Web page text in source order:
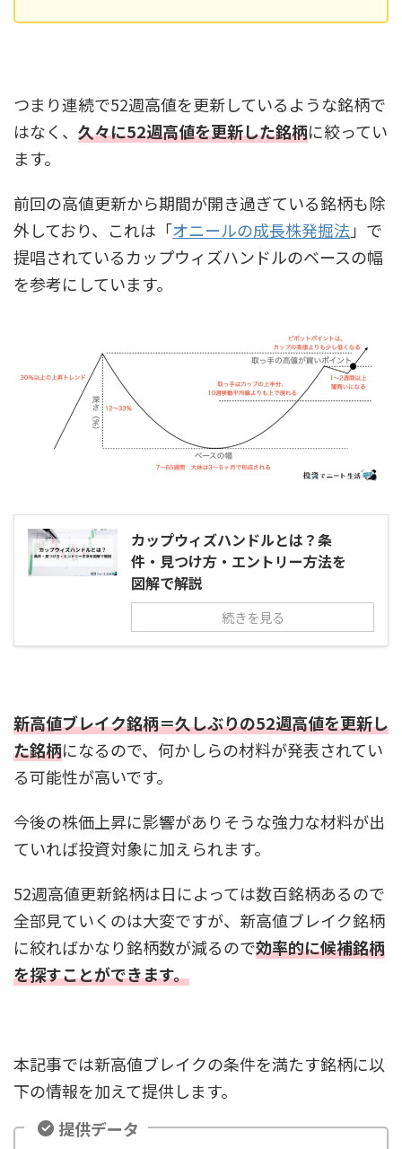
つまり連続で52週高値を更新しているような銘柄で
はなく、 久々に52週高値を更新した銘柄に絞ってい
ます。
前回の高値更新から期間が開き過ぎている銘柄も除
外しており、これは「オニールの成長株発掘法」で
提唱されているカップウィズハンドルのベースの幅
を参考にしています。
カップウィズハンドルとは？条
件・見つけ方・エントリー方法を
図解で解説
続きを見る
新高値ブレイク銘柄＝久しぶりの52週高値を更新し
た銘柄になるので、何かしらの材料が発表されてい
る可能性が高いです。
今後の株価上昇に影響がありそうな強力な材料が出
ていれば投資対象に加えられます。
52週高値更新銘柄は日によっては数百銘柄あるので
全部見ていくのは大変ですが、新高値ブレイク銘柄
に絞ればかなり銘柄数が減るので効率的に候補銘柄
を探すことができます。
本記事では新高値ブレイクの条件を満たす銘柄に以
下の情報を加えて提供します。
提供データ